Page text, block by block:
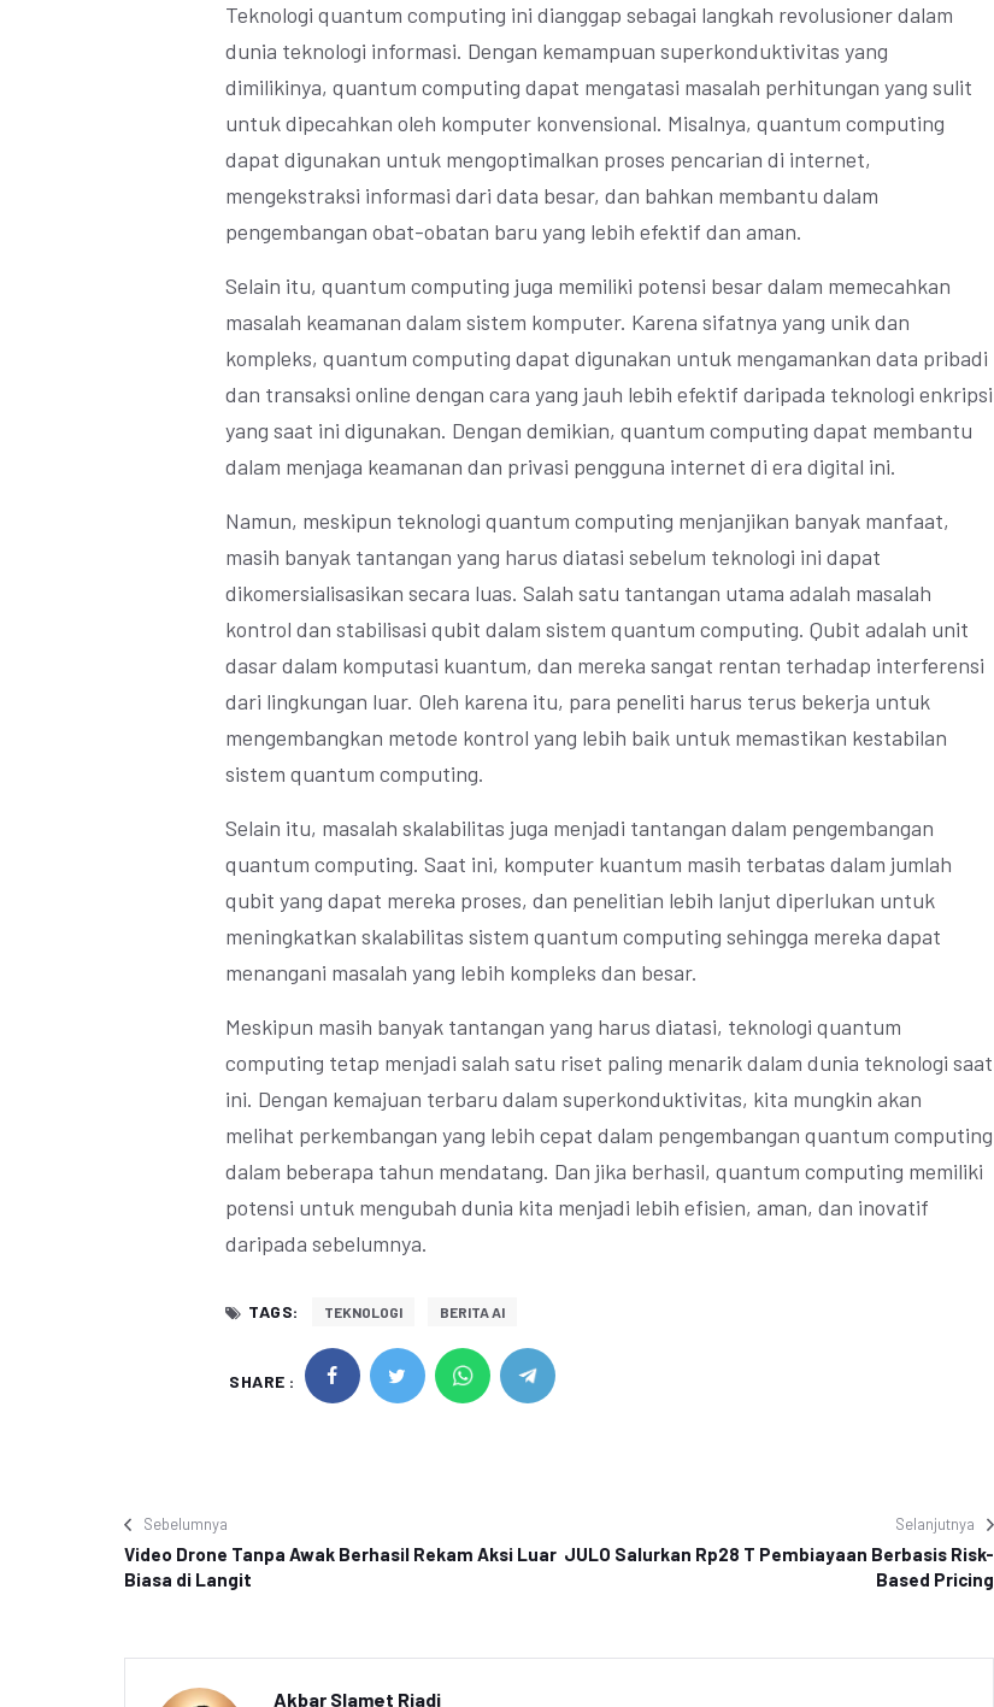
Teknologi quantum computing ini dianggap sebagai langkah revolusioner dalam
dunia teknologi informasi. Dengan kemampuan superkonduktivitas yang
dimilikinya, quantum computing dapat mengatasi masalah perhitungan yang sulit
untuk dipecahkan oleh komputer konvensional. Misalnya, quantum computing
dapat digunakan untuk mengoptimalkan proses pencarian di internet,
mengekstraksi informasi dari data besar, dan bahkan membantu dalam
pengembangan obat-obatan baru yang lebih efektif dan aman.
Selain itu, quantum computing juga memiliki potensi besar dalam memecahkan
masalah keamanan dalam sistem komputer. Karena sifatnya yang unik dan
kompleks, quantum computing dapat digunakan untuk mengamankan data pribadi
dan transaksi online dengan cara yang jauh lebih efektif daripada teknologi enkripsi
yang saat ini digunakan. Dengan demikian, quantum computing dapat membantu
dalam menjaga keamanan dan privasi pengguna internet di era digital ini.
Namun, meskipun teknologi quantum computing menjanjikan banyak manfaat,
masih banyak tantangan yang harus diatasi sebelum teknologi ini dapat
dikomersialisasikan secara luas. Salah satu tantangan utama adalah masalah
kontrol dan stabilisasi qubit dalam sistem quantum computing. Qubit adalah unit
dasar dalam komputasi kuantum, dan mereka sangat rentan terhadap interferensi
dari lingkungan luar. Oleh karena itu, para peneliti harus terus bekerja untuk
mengembangkan metode kontrol yang lebih baik untuk memastikan kestabilan
sistem quantum computing.
Selain itu, masalah skalabilitas juga menjadi tantangan dalam pengembangan
quantum computing. Saat ini, komputer kuantum masih terbatas dalam jumlah
qubit yang dapat mereka proses, dan penelitian lebih lanjut diperlukan untuk
meningkatkan skalabilitas sistem quantum computing sehingga mereka dapat
menangani masalah yang lebih kompleks dan besar.
Meskipun masih banyak tantangan yang harus diatasi, teknologi quantum
computing tetap menjadi salah satu riset paling menarik dalam dunia teknologi saat
ini. Dengan kemajuan terbaru dalam superkonduktivitas, kita mungkin akan
melihat perkembangan yang lebih cepat dalam pengembangan quantum computing
dalam beberapa tahun mendatang. Dan jika berhasil, quantum computing memiliki
potensi untuk mengubah dunia kita menjadi lebih efisien, aman, dan inovatif
daripada sebelumnya.
TAGS: TEKNOLOGI BERITA AI
SHARE :
Sebelumnya
Video Drone Tanpa Awak Berhasil Rekam Aksi Luar
Biasa di Langit
Selanjutnya
JULO Salurkan Rp28 T Pembiayaan Berbasis Risk-
Based Pricing
Akbar Slamet Riadi